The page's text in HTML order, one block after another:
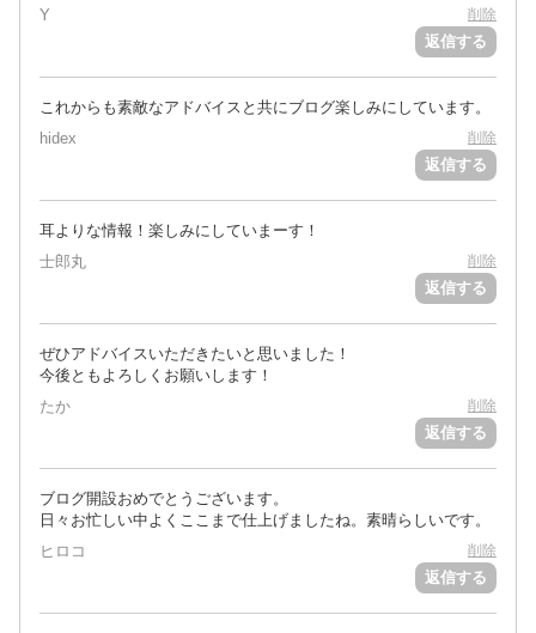
Y
削除
返信する
これからも素敵なアドバイスと共にブログ楽しみにしています。
hidex
削除
返信する
耳よりな情報！楽しみにしていまーす！
士郎丸
削除
返信する
ぜひアドバイスいただきたいと思いました！
今後ともよろしくお願いします！
たか
削除
返信する
ブログ開設おめでとうございます。
日々お忙しい中よくここまで仕上げましたね。素晴らしいです。
ヒロコ
削除
返信する